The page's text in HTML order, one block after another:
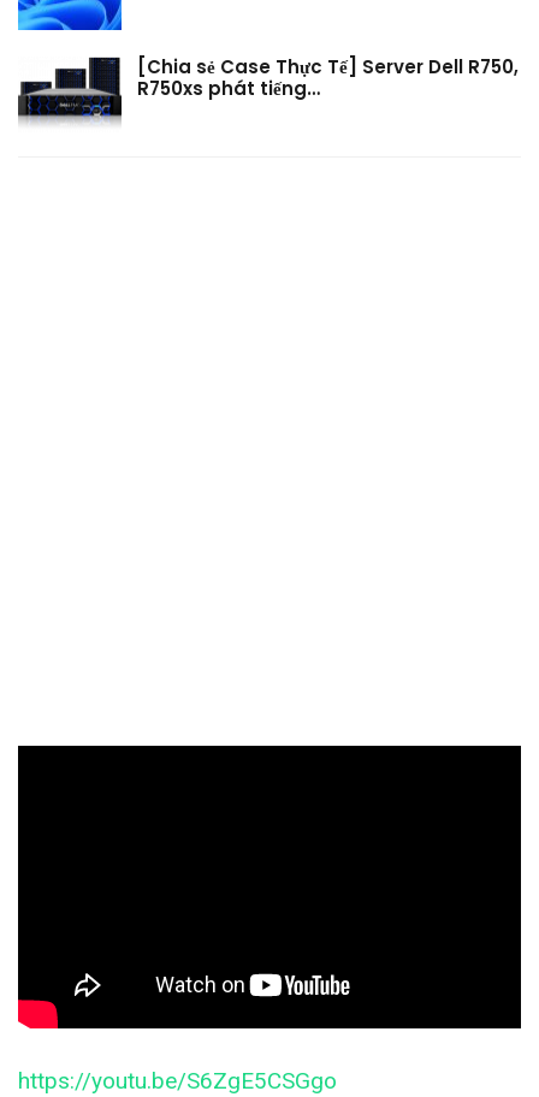
[Chia sẻ Case Thực Tế] Server Dell R750,
R750xs phát tiếng…
https://youtu.be/S6ZgE5CSGgo